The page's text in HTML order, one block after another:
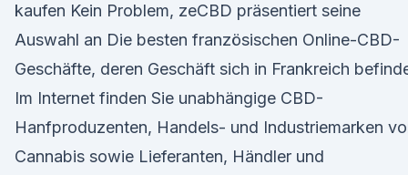
kaufen Kein Problem, zeCBD präsentiert seine
Auswahl an Die besten französischen Online-CBD-
Geschäfte, deren Geschäft sich in Frankreich
Im Internet finden Sie unabhängige CBD-
Hanfproduzenten, Handels- und Industriemarken
Cannabis sowie Lieferanten, Händler und